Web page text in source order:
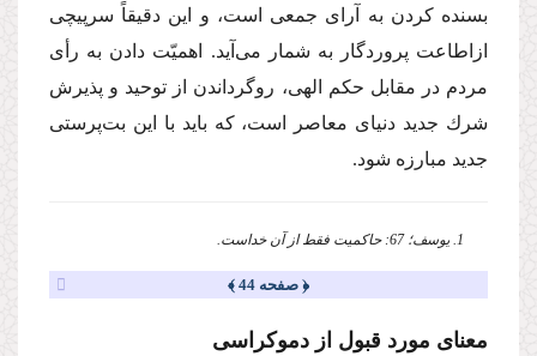
بسنده كردن به آراى جمعى است، و این دقیقاً سرپیچى
ازاطاعت پروردگار به شمار مى‌آید. اهمیّت دادن به رأى
مردم در مقابل حكم الهى، روگرداندن از توحید و پذیرش
شرك جدید دنیاى معاصر است، كه باید با این بت‌پرستى
جدید مبارزه شود.
1. یوسف؛ 67: حاكمیت فقط از آن خداست.
﴿ صفحه 44 ﴾
معناى مورد قبول از دموكراسى